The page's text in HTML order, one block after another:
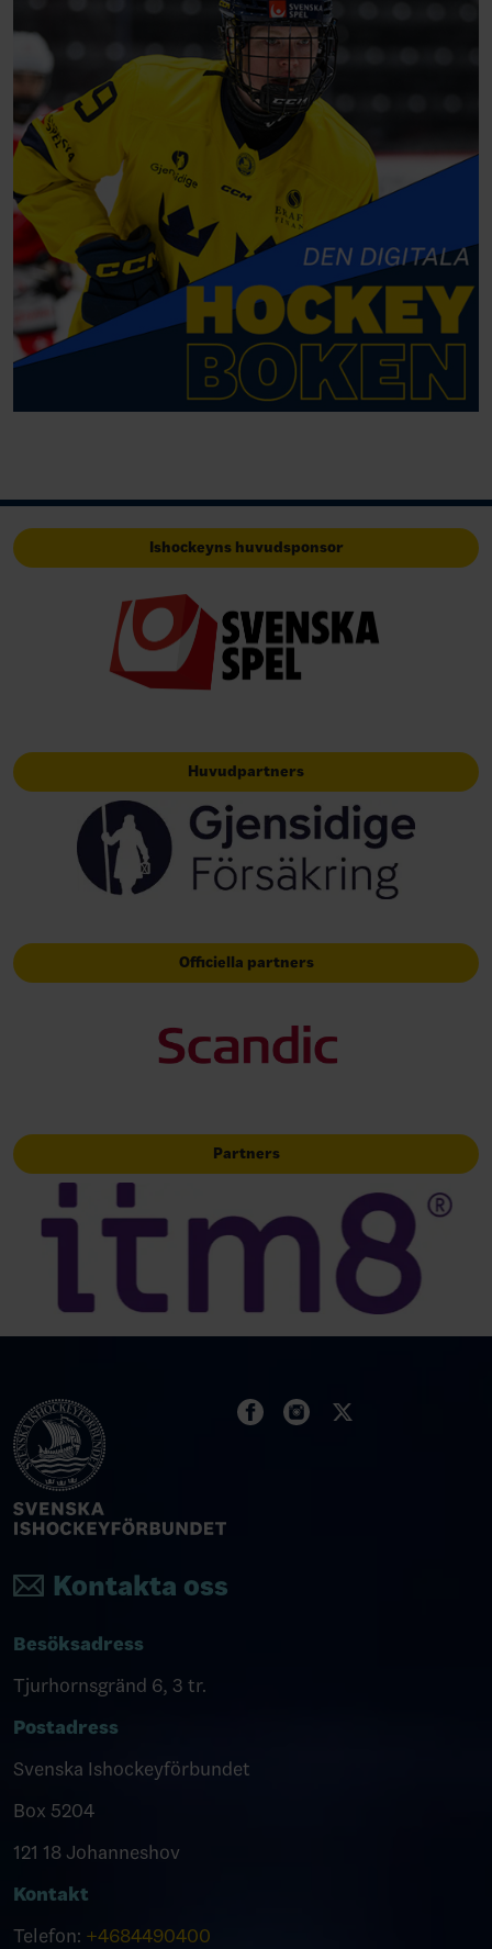
Ishockeyns huvudsponsor
Huvudpartners
Officiella partners
Partners
Kontakta oss
Besöksadress
Tjurhornsgränd 6, 3 tr.
Postadress
Svenska Ishockeyförbundet
Box 5204
121 18 Johanneshov
Kontakt
Telefon: +4684490400